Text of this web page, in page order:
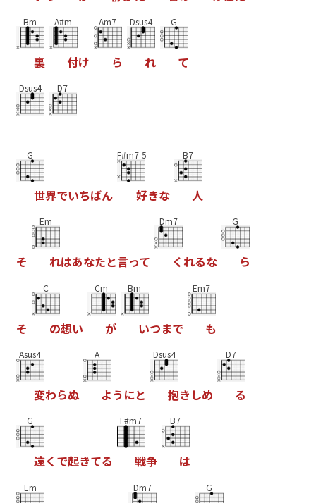
Bm
裏
A#m
付け
Am7
ら
Dsus4
れ
G
て
Dsus4 D7
G
世界でいちばん
F#m7-5
好きな
B7
人
そ
Em
れはあなたと言って
Dm7
く れるな
G
ら
そ
C
の想い
Cm
が
Bm
いつまで
Em7
も
Asus4
変わらぬ
A
よう にと
Dsus4
抱き しめ
D7
る
G
遠く で起きてる
F#m7
戦争
B7
は
Em Dm7 G